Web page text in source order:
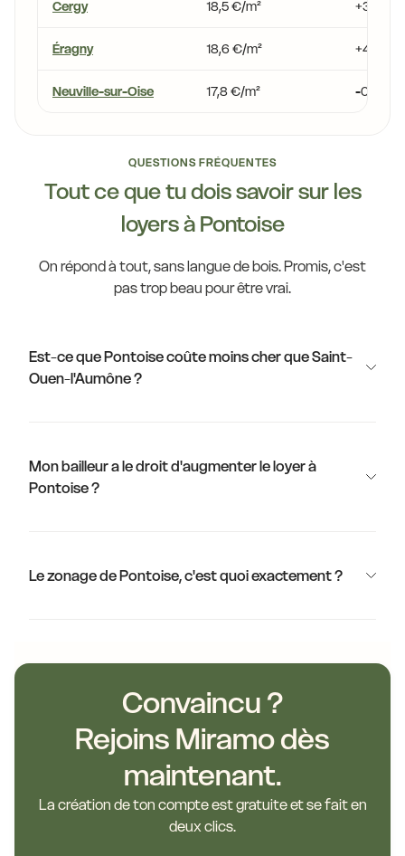
Cergy 18,5 €/m² +3,9 %
Éragny 18,6 €/m² +4,7 %
Neuville-sur-Oise 17,8 €/m² -0,2 %
QUESTIONS FRÉQUENTES
Tout ce que tu dois savoir sur les
loyers à Pontoise
On répond à tout, sans langue de bois. Promis, c'est
pas trop beau pour être vrai.
Est-ce que Pontoise coûte moins cher que Saint-
Ouen-l'Aumône ?
Mon bailleur a le droit d'augmenter le loyer à
Pontoise ?
Le zonage de Pontoise, c'est quoi exactement ?
Convaincu ?
Rejoins Miramo dès
maintenant.
La création de ton compte est gratuite et se fait en
deux clics.